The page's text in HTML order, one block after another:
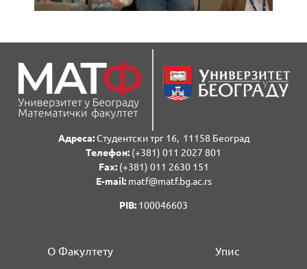
Адреса:Студентски трг 16, 11158 Београд
Телефон: (+381) 011 2027 801
Fаx:(+381) 011 2630 151
E-mail:matf@matf.bg.ac.rs
PIB: 100046603
О Факултету Упис